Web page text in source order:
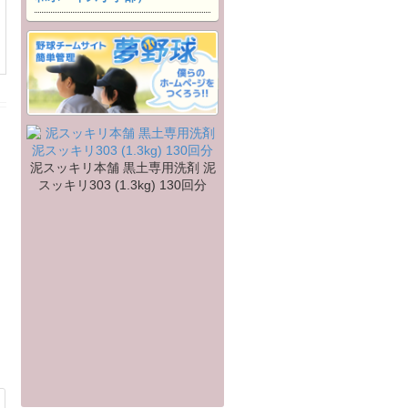
泥スッキリ本舗 黒土専用洗剤 泥
スッキリ303 (1.3kg) 130回分